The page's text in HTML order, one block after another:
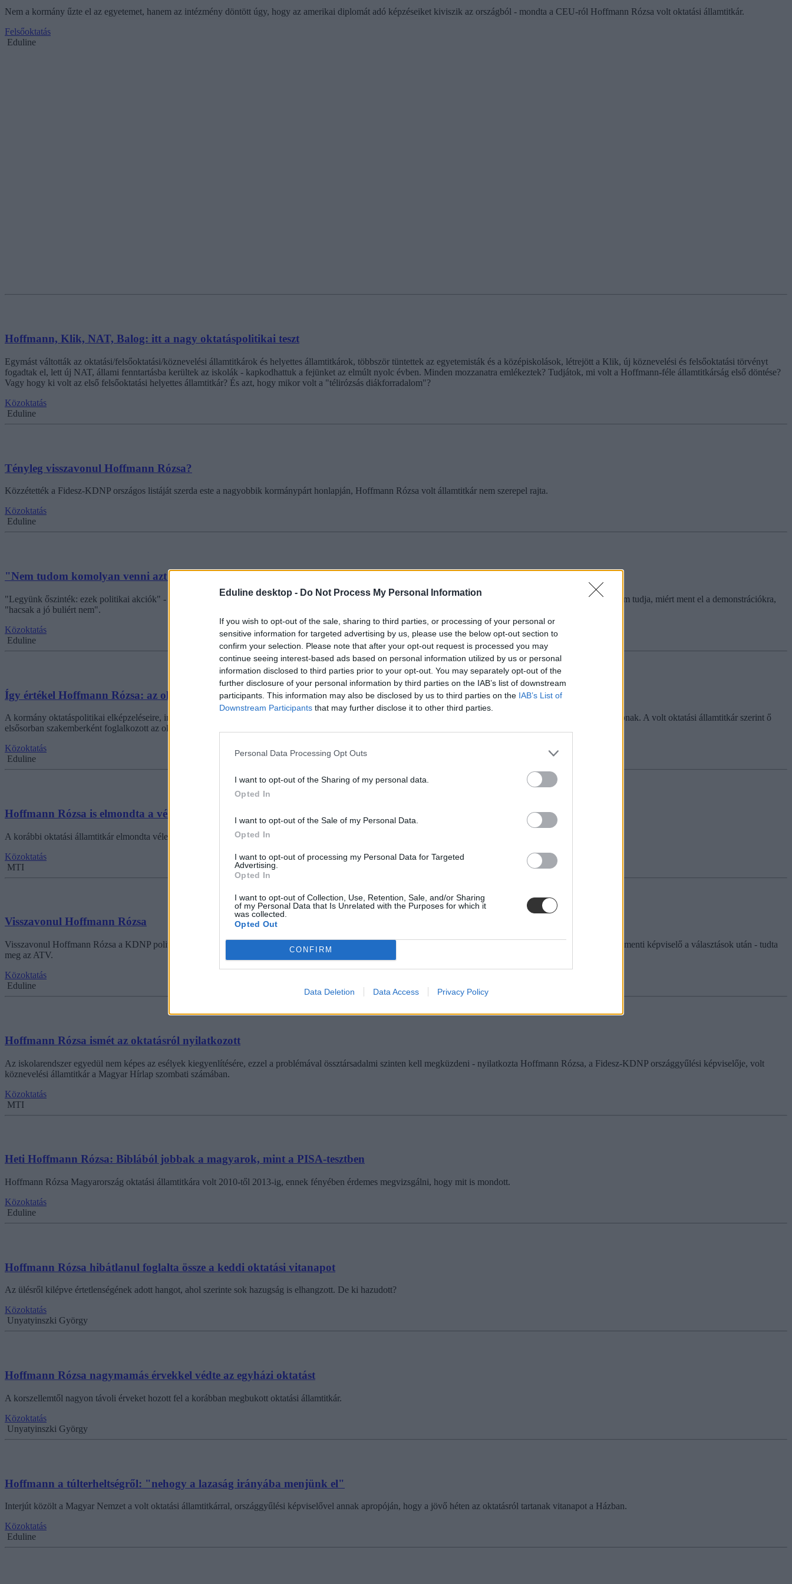
Eduline desktop - Do Not Process My Personal Information
If you wish to opt-out of the sale, sharing to third parties, or processing of your personal or
sensitive information for targeted advertising by us, please use the below opt-out section to
confirm your selection. Please note that after your opt-out request is processed you may
continue seeing interest-based ads based on personal information utilized by us or personal
information disclosed to third parties prior to your opt-out. You may separately opt-out of the
further disclosure of your personal information by third parties on the IAB’s list of downstream
participants. This information may also be disclosed by us to third parties on the IAB’s List of
Downstream Participants that may further disclose it to other third parties.
Personal Data Processing Opt Outs
I want to opt-out of the Sharing of my personal data.
Opted In
I want to opt-out of the Sale of my Personal Data.
Opted In
I want to opt-out of processing my Personal Data for Targeted
Advertising.
Opted In
I want to opt-out of Collection, Use, Retention, Sale, and/or Sharing
of my Personal Data that Is Unrelated with the Purposes for which it
was collected.
Opted Out
CONFIRM
Data Deletion Data Access Privacy Policy
Nem a kormány űzte el az egyetemet, hanem az intézmény döntött úgy, hogy az amerikai diplomát adó képzéseiket kiviszik az országból - mondta a CEU-ról Hoffmann Rózsa volt oktatási államtitkár.
Felsőoktatás
Eduline
Hoffmann, Klik, NAT, Balog: itt a nagy oktatáspolitikai teszt
Egymást váltották az oktatási/felsőoktatási/köznevelési államtitkárok és helyettes államtitkárok, többször tüntettek az egyetemisták és a középiskolások, létrejött a Klik, új köznevelési és felsőoktatási törvényt
fogadtak el, lett új NAT, állami fenntartásba kerültek az iskolák - kapkodhattuk a fejünket az elmúlt nyolc évben. Minden mozzanatra emlékeztek? Tudjátok, mi volt a Hoffmann-féle államtitkárság első döntése?
Vagy hogy ki volt az első felsőoktatási helyettes államtitkár? És azt, hogy mikor volt a "télirózsás diákforradalom"?
Közoktatás
Eduline
Tényleg visszavonul Hoffmann Rózsa?
Közzétették a Fidesz-KDNP országos listáját szerda este a nagyobbik kormánypárt honlapján, Hoffmann Rózsa volt államtitkár nem szerepel rajta.
Közoktatás
Eduline
"Nem tudom komolyan venni azt a diáktüntetést, ahol több a felnőtt, mint a tanuló"
"Legyünk őszinték: ezek politikai akciók" - így értékelte az elmúlt hetek diáktüntetéseit Hoffmann Rózsa volt oktatási államtitkár, aki szerint a diákok nagy része azt sem tudja, miért ment el a demonstrációkra,
"hacsak a jó buliért nem".
Közoktatás
Eduline
Így értékel Hoffmann Rózsa: az oktatási ötletekre ötöst, a kivitelezésre négyest, helyenként hármast adna
A kormány oktatáspolitikai elképzeléseire, intézkedéseire "erős jelest, a kivitelezésre pedig jót, helyenként közepest adnék" - mondta Hoffmann Rózsa a Magyar Hírlapnak. A volt oktatási államtitkár szerint ő
elsősorban szakemberként foglalkozott az oktatással, "mert ehhez értek igazán, a politikában lassan túlsúlyossá váló kommunikációs képességeim gyengébbek voltak".
Közoktatás
Eduline
Hoffmann Rózsa is elmondta a véleményét a diáktüntetésről
A korábbi oktatási államtitkár elmondta véleményét a mostani diáktüntetésekről.
Közoktatás
MTI
Visszavonul Hoffmann Rózsa
Visszavonul Hoffmann Rózsa a KDNP politikusa, volt oktatási államtitkár, így neve már nem szerepel majd a Fidesz-KDNP országos választási listáján, nem lesz parlamenti képviselő a választások után - tudta
meg az ATV.
Közoktatás
Eduline
Hoffmann Rózsa ismét az oktatásról nyilatkozott
Az iskolarendszer egyedül nem képes az esélyek kiegyenlítésére, ezzel a problémával össztársadalmi szinten kell megküzdeni - nyilatkozta Hoffmann Rózsa, a Fidesz-KDNP országgyűlési képviselője, volt
köznevelési államtitkár a Magyar Hírlap szombati számában.
Közoktatás
MTI
Heti Hoffmann Rózsa: Biblából jobbak a magyarok, mint a PISA-tesztben
Hoffmann Rózsa Magyarország oktatási államtitkára volt 2010-től 2013-ig, ennek fényében érdemes megvizsgálni, hogy mit is mondott.
Közoktatás
Eduline
Hoffmann Rózsa hibátlanul foglalta össze a keddi oktatási vitanapot
Az ülésről kilépve értetlenségének adott hangot, ahol szerinte sok hazugság is elhangzott. De ki hazudott?
Közoktatás
Unyatyinszki György
Hoffmann Rózsa nagymamás érvekkel védte az egyházi oktatást
A korszellemtől nagyon távoli érveket hozott fel a korábban megbukott oktatási államtitkár.
Közoktatás
Unyatyinszki György
Hoffmann a túlterheltségről: "nehogy a lazaság irányába menjünk el"
Interjút közölt a Magyar Nemzet a volt oktatási államtitkárral, országgyűlési képviselővel annak apropóján, hogy a jövő héten az oktatásról tartanak vitanapot a Házban.
Közoktatás
Eduline